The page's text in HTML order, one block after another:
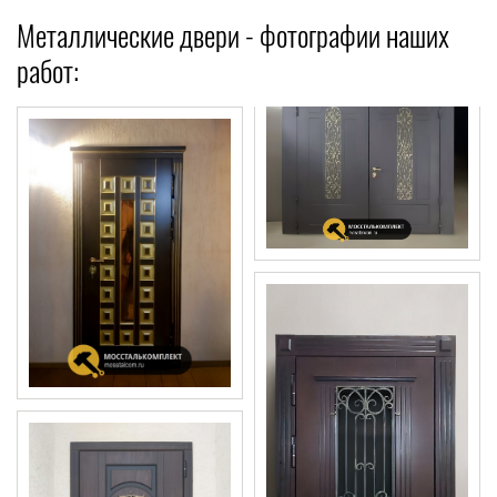
Металлические двери - фотографии наших
работ: